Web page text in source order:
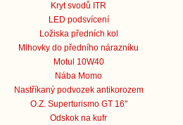
Kryt svodů ITR
LED podsvícení
Ložiska předních kol
Mlhovky do předního nárazníku
Motul 10W40
Nába Momo
Nastříkaný podvozek antikorozem
O.Z. Superturismo GT 16"
Odskok na kufr